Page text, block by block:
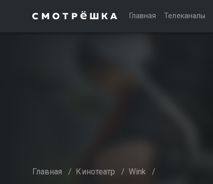
Главная Телеканалы
Главная / Кинотеатр / Wink /